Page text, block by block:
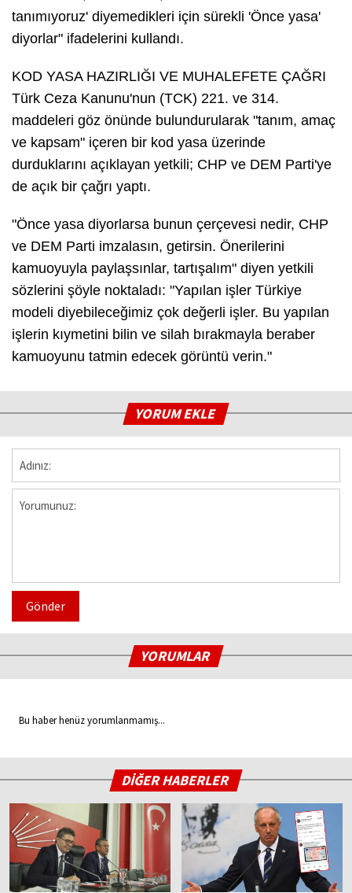
tanımıyoruz' diyemedikleri için sürekli 'Önce yasa'
diyorlar" ifadelerini kullandı.
KOD YASA HAZIRLIĞI VE MUHALEFETE ÇAĞRI
Türk Ceza Kanunu'nun (TCK) 221. ve 314.
maddeleri göz önünde bulundurularak "tanım, amaç
ve kapsam" içeren bir kod yasa üzerinde
durduklarını açıklayan yetkili; CHP ve DEM Parti'ye
de açık bir çağrı yaptı.
"Önce yasa diyorlarsa bunun çerçevesi nedir, CHP
ve DEM Parti imzalasın, getirsin. Önerilerini
kamuoyuyla paylaşsınlar, tartışalım" diyen yetkili
sözlerini şöyle noktaladı: "Yapılan işler Türkiye
modeli diyebileceğimiz çok değerli işler. Bu yapılan
işlerin kıymetini bilin ve silah bırakmayla beraber
kamuoyunu tatmin edecek görüntü verin."
YORUM EKLE
Gönder
YORUMLAR
Bu haber henüz yorumlanmamış...
DİĞER HABERLER